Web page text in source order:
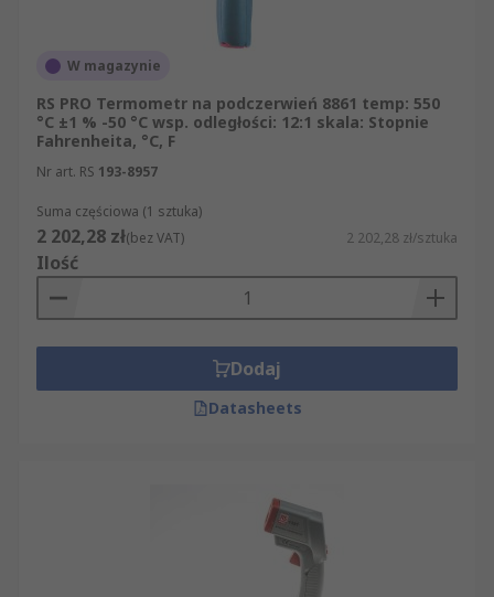
W magazynie
RS PRO Termometr na podczerwień 8861 temp: 550
°C ±1 % -50 °C wsp. odległości: 12:1 skala: Stopnie
Fahrenheita, °C, F
Nr art. RS 193-8957
Suma częściowa (1 sztuka)
2 202,28 zł(bez VAT) 2 202,28 zł/sztuka
Ilość
Dodaj
Datasheets